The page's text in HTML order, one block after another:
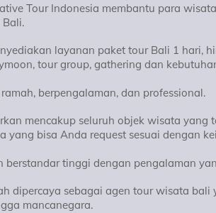
Tour Indonesia membantu para
Bali.
layanan paket tour Bali 1 hari,
tour group, gathering dan
berpengalaman, dan professional.
mencakup seluruh objek wisata yang
yang bisa Anda request sesuai dengan
berstandar tinggi dengan pengalaman
dipercaya sebagai agen tour wisata
mancanegara.